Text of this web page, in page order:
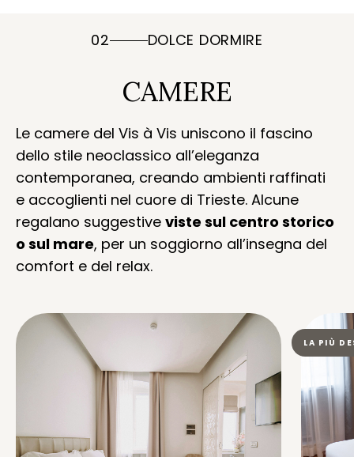
02 DOLCE DORMIRE
CAMERE
Le camere del Vis à Vis uniscono il fascino
dello stile neoclassico all’eleganza
contemporanea, creando ambienti raffinati
e accoglienti nel cuore di Trieste. Alcune
regalano suggestive viste sul centro storico
o sul mare, per un soggiorno all’insegna del
comfort e del relax.
LA PIÙ